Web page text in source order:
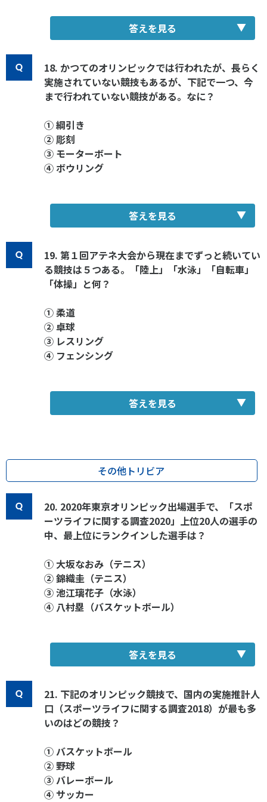
答えを見る
18. かつてのオリンピックでは行われたが、長らく
実施されていない競技もあるが、下記で一つ、今
まで行われていない競技がある。なに？
① 綱引き
② 彫刻
③ モーターボート
④ ボウリング
答えを見る
19. 第１回アテネ大会から現在までずっと続いてい
る競技は５つある。「陸上」「水泳」「自転車」
「体操」と何？
① 柔道
② 卓球
③ レスリング
④ フェンシング
答えを見る
その他トリビア
20. 2020年東京オリンピック出場選手で、「スポ
ーツライフに関する調査2020」上位20人の選手の
中、最上位にランクインした選手は？
① 大坂なおみ（テニス）
② 錦織圭（テニス）
③ 池江璃花子（水泳）
④ 八村塁（バスケットボール）
答えを見る
21. 下記のオリンピック競技で、国内の実施推計人
口（スポーツライフに関する調査2018）が最も多
いのはどの競技？
① バスケットボール
② 野球
③ バレーボール
④ サッカー